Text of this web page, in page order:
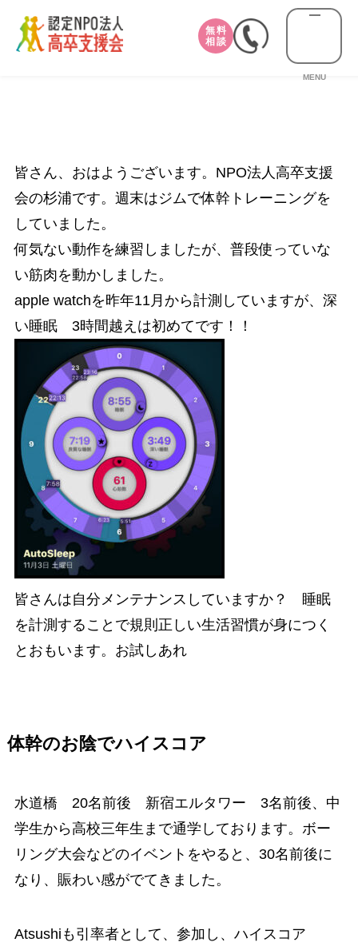
無料
相談
MENU
皆さん、おはようございます。NPO法人高卒支援
会の杉浦です。週末はジムで体幹トレーニングを
していました。
何気ない動作を練習しましたが、普段使っていな
い筋肉を動かしました。
apple watchを昨年11月から計測していますが、深
い睡眠 3時間越えは初めてです！！
皆さんは自分メンテナンスしていますか？ 睡眠
を計測することで規則正しい生活習慣が身につく
とおもいます。お試しあれ
体幹のお陰でハイスコア
水道橋 20名前後 新宿エルタワー 3名前後、中
学生から高校三年生まで通学しております。ボー
リング大会などのイベントをやると、30名前後に
なり、賑わい感がでてきました。
Atsushiも引率者として、参加し、ハイスコア